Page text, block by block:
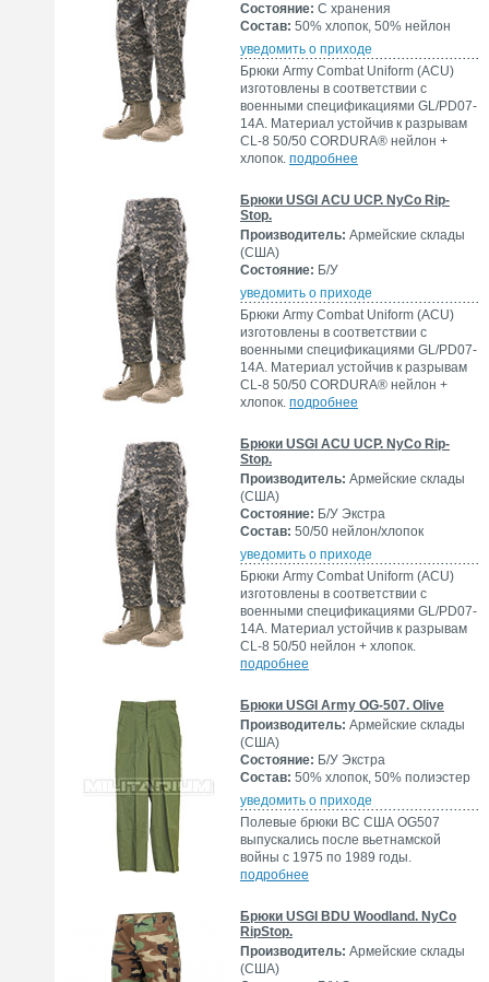
Состояние: С хранения
Состав: 50% хлопок, 50% нейлон
уведомить о приходе
Брюки Army Combat Uniform (ACU)
изготовлены в соответствии с
военными спецификациями GL/PD07-
14A. Материал устойчив к разрывам
CL-8 50/50 CORDURA® нейлон +
хлопок. подробнее
Брюки USGI ACU UCP. NyCo Rip-
Stop.
Производитель: Армейские склады
(США)
Состояние: Б/У
уведомить о приходе
Брюки Army Combat Uniform (ACU)
изготовлены в соответствии с
военными спецификациями GL/PD07-
14A. Материал устойчив к разрывам
CL-8 50/50 CORDURA® нейлон +
хлопок. подробнее
Брюки USGI ACU UCP. NyCo Rip-
Stop.
Производитель: Армейские склады
(США)
Состояние: Б/У Экстра
Состав: 50/50 нейлон/хлопок
уведомить о приходе
Брюки Army Combat Uniform (ACU)
изготовлены в соответствии с
военными спецификациями GL/PD07-
14A. Материал устойчив к разрывам
CL-8 50/50 нейлон + хлопок.
подробнее
Брюки USGI Army OG-507. Olive
Производитель: Армейские склады
(США)
Состояние: Б/У Экстра
Состав: 50% хлопок, 50% полиэстер
уведомить о приходе
Полевые брюки ВС США OG507
выпускались после вьетнамской
войны с 1975 по 1989 годы.
подробнее
Брюки USGI BDU Woodland. NyCo
RipStop.
Производитель: Армейские склады
(США)